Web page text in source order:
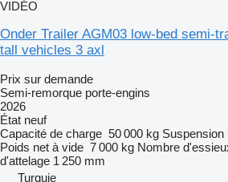
VIDÉO
Onder Trailer AGM03 low-bed semi-
tall vehicles 3 axl
Prix sur demande
Semi-remorque porte-engins
2026
État neuf
Capacité de charge 50 000 kg Suspension
Poids net à vide 7 000 kg Nombre
d'attelage 1 250 mm
Turquie